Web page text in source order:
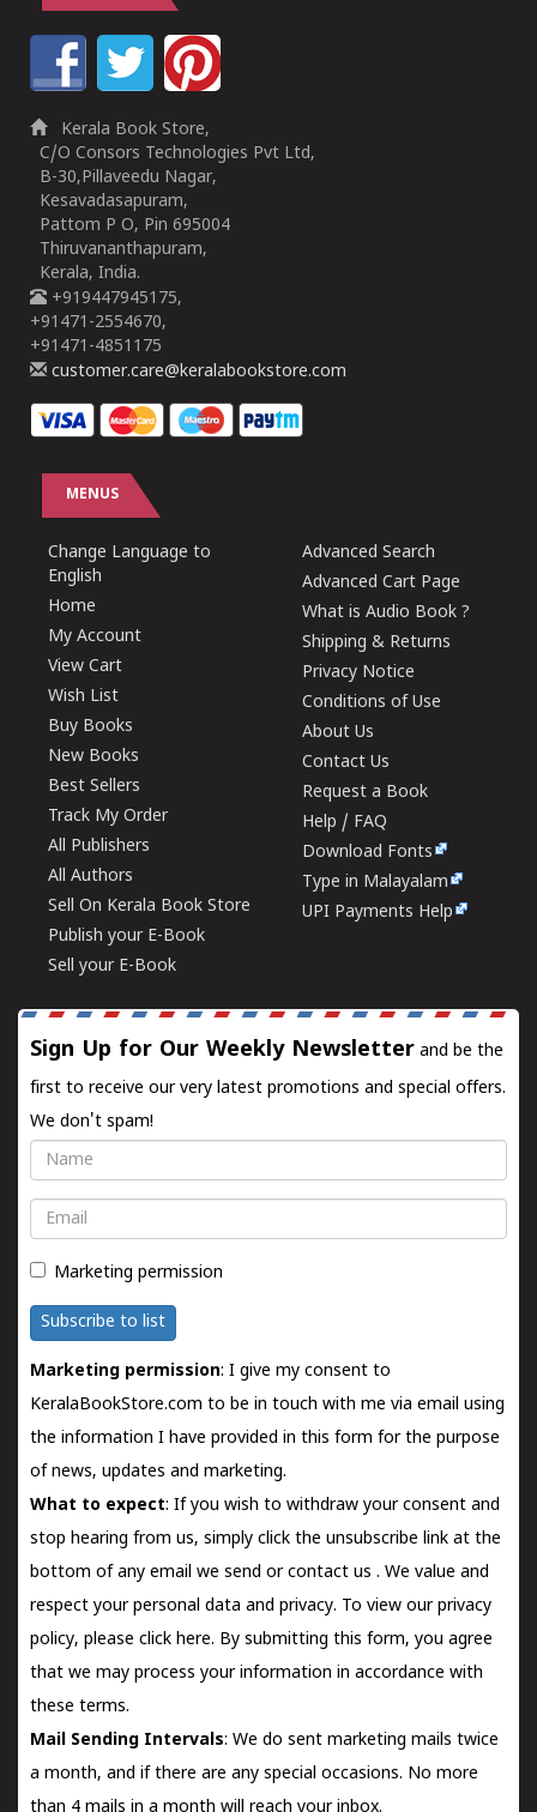
Kerala Book Store,
C/O Consors Technologies Pvt Ltd,
B-30,Pillaveedu Nagar,
Kesavadasapuram,
Pattom P O, Pin 695004
Thiruvananthapuram,
Kerala, India.
+919447945175,
+91471-2554670,
+91471-4851175
customer.care@keralabookstore.com
MENUS
Change Language to
English
Home
My Account
View Cart
Wish List
Buy Books
New Books
Best Sellers
Track My Order
All Publishers
All Authors
Sell On Kerala Book Store
Publish your E-Book
Sell your E-Book
Advanced Search
Advanced Cart Page
What is Audio Book ?
Shipping & Returns
Privacy Notice
Conditions of Use
About Us
Contact Us
Request a Book
Help / FAQ
Download Fonts
Type in Malayalam
UPI Payments Help
Sign Up for Our Weekly Newsletter and be the
first to receive our very latest promotions and special offers.
We don't spam!
Name
Email
Marketing permission
Subscribe to list
Marketing permission: I give my consent to
KeralaBookStore.com to be in touch with me via email using
the information I have provided in this form for the purpose
of news, updates and marketing.
What to expect: If you wish to withdraw your consent and
stop hearing from us, simply click the unsubscribe link at the
bottom of any email we send orcontact us . We value and
respect your personal data and privacy. To view our privacy
policy, please click here. By submitting this form, you agree
that we may process your information in accordance with
these terms.
Mail Sending Intervals: We do sent marketing mails twice
a month, and if there are any special occasions. No more
than 4 mails in a month will reach your inbox.